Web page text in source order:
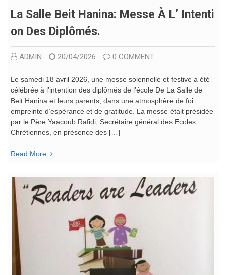
La Salle Beit Hanina: Messe À L’ Intenti
On Des Diplômés.
ADMIN 20/04/2026 0 COMMENT
Le samedi 18 avril 2026, une messe solennelle et festive a été
célébrée à l’intention des diplômés de l’école De La Salle de
Beit Hanina et leurs parents, dans une atmosphère de foi
empreinte d’espérance et de gratitude. La messe était présidée
par le Père Yaacoub Rafidi, Secrétaire général des Ecoles
Chrétiennes, en présence des […]
Read More